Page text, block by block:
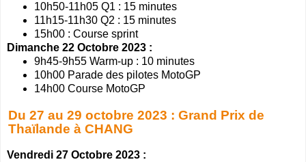
10h50-11h05 Q1 : 15 minutes
11h15-11h30 Q2 : 15 minutes
15h00 : Course sprint
Dimanche 22 Octobre 2023 :
9h45-9h55 Warm-up : 10 minutes
10h00 Parade des pilotes MotoGP
14h00 Course MotoGP
Du 27 au 29 octobre 2023 : Grand Prix de
Thaïlande à CHANG
Vendredi 27 Octobre 2023 :